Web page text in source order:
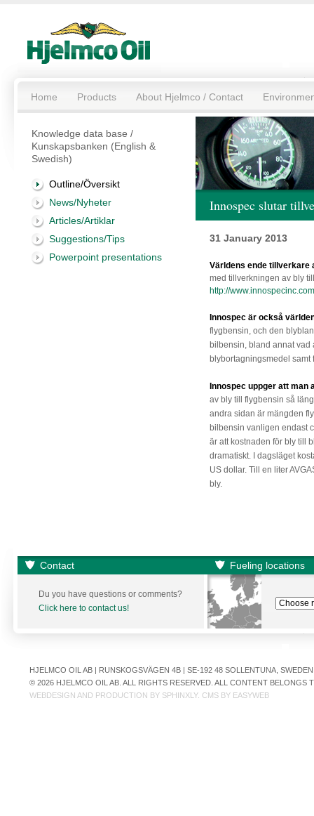
Home Products About Hjelmco / Contact
Knowledge data base /
Kunskapsbanken (English &
Swedish)
Outline/Översikt
News/Nyheter
Articles/Artiklar
Suggestions/Tips
Powerpoint presentations
Innospec slutar
31 January 2013
Världens ende tillverkare
med tillverkningen av bly
http://
Innospec är också
flygbensin, och den
bilbensin, bland annat vad
blybortagningsmedel samt
Innospec uppger att
av bly till flygbensin så
andra sidan är mängden
bilbensin vanligen endast
är att kostnaden för bly till
dramatiskt. I dagsläget
US dollar. Till en liter
bly.
Contact Fueling locations
Du you have questions or comments?
Click here to contact us!
HJELMCO OIL AB | RUNSKOGSVÄGEN 4B | SE-192 48 SOLLENTUNA,
© 2026 HJELMCO OIL AB. ALL RIGHTS RESERVED. ALL CONTENT
WEBDESIGN AND PRODUCTION BY SPHINXLY. CMS BY EASYWEB